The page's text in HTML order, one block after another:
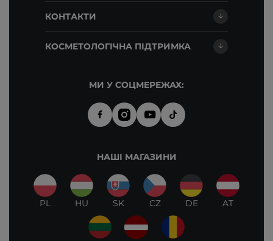
КОНТАКТИ
КОСМЕТОЛОГІЧНА ПІДТРИМКА
МИ У СОЦМЕРЕЖАХ:
НАШІ МАГАЗИНИ
PL HU SK CZ DE AT